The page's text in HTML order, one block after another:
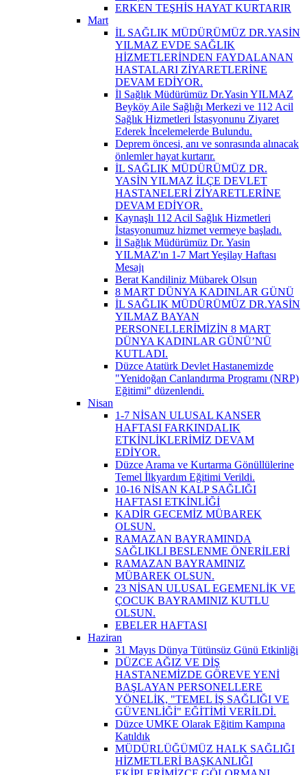
ERKEN TEŞHİS HAYAT KURTARIR
Mart
İL SAĞLIK MÜDÜRÜMÜZ DR.YASİN
YILMAZ EVDE SAĞLIK
HİZMETLERİNDEN FAYDALANAN
HASTALARI ZİYARETLERİNE
DEVAM EDİYOR.
İl Sağlık Müdürümüz Dr.Yasin YILMAZ
Beyköy Aile Sağlığı Merkezi ve 112 Acil
Sağlık Hizmetleri İstasyonunu Ziyaret
Ederek İncelemelerde Bulundu.
Deprem öncesi, anı ve sonrasında alınacak
önlemler hayat kurtarır.
İL SAĞLIK MÜDÜRÜMÜZ DR.
YASİN YILMAZ İLÇE DEVLET
HASTANELERİ ZİYARETLERİNE
DEVAM EDİYOR.
Kaynaşlı 112 Acil Sağlık Hizmetleri
İstasyonumuz hizmet vermeye başladı.
İl Sağlık Müdürümüz Dr. Yasin
YILMAZ'ın 1-7 Mart Yeşilay Haftası
Mesajı
Berat Kandiliniz Mübarek Olsun
8 MART DÜNYA KADINLAR GÜNÜ
İL SAĞLIK MÜDÜRÜMÜZ DR.YASİN
YILMAZ BAYAN
PERSONELLERİMİZİN 8 MART
DÜNYA KADINLAR GÜNÜ’NÜ
KUTLADI.
Düzce Atatürk Devlet Hastanemizde
"Yenidoğan Canlandırma Programı (NRP)
Eğitimi" düzenlendi.
Nisan
1-7 NİSAN ULUSAL KANSER
HAFTASI FARKINDALIK
ETKİNLİKLERİMİZ DEVAM
EDİYOR.
Düzce Arama ve Kurtarma Gönüllülerine
Temel İlkyardım Eğitimi Verildi.
10-16 NİSAN KALP SAĞLIĞI
HAFTASI ETKİNLİĞİ
KADİR GECEMİZ MÜBAREK
OLSUN.
RAMAZAN BAYRAMINDA
SAĞLIKLI BESLENME ÖNERİLERİ
RAMAZAN BAYRAMINIZ
MÜBAREK OLSUN.
23 NİSAN ULUSAL EGEMENLİK VE
ÇOCUK BAYRAMINIZ KUTLU
OLSUN.
EBELER HAFTASI
Haziran
31 Mayıs Dünya Tütünsüz Günü Etkinliği
DÜZCE AĞIZ VE DİŞ
HASTANEMİZDE GÖREVE YENİ
BAŞLAYAN PERSONELLERE
YÖNELİK, "TEMEL İŞ SAĞLIĞI VE
GÜVENLİĞİ" EĞİTİMİ VERİLDİ.
Düzce UMKE Olarak Eğitim Kampına
Katıldık
MÜDÜRLÜĞÜMÜZ HALK SAĞLIĞI
HİZMETLERİ BAŞKANLIĞI